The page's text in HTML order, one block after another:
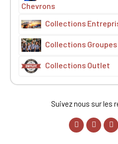
Chevrons
Collections
Collections
Collections Outlet
Suivez nous sur les